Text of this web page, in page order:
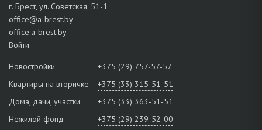
г. Брест, ул. Советская, 51-1
office@a-brest.by
office.a-brest.by
Войти
Новостройки
+375 (29) 757-57-57
Квартиры на вторичке
+375 (33) 315-51-51
Дома, дачи, участки
+375 (33) 363-51-51
Нежилой фонд
+375 (29) 239-52-00